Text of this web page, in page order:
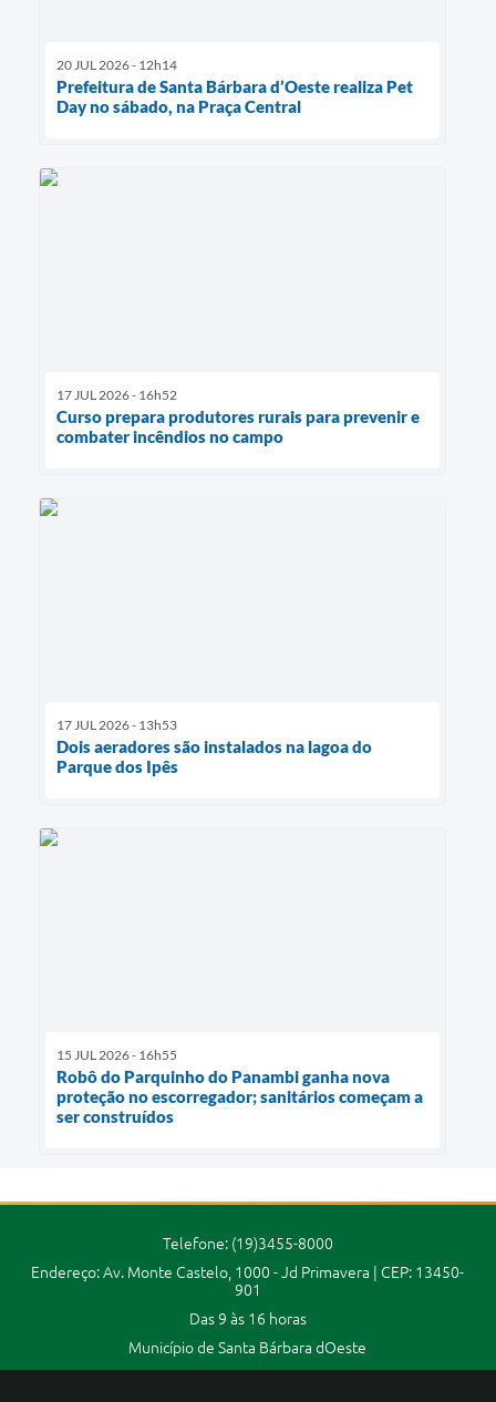
20 JUL 2026 - 12h14
Prefeitura de Santa Bárbara d’Oeste realiza Pet
Day no sábado, na Praça Central
17 JUL 2026 - 16h52
Curso prepara produtores rurais para prevenir e
combater incêndios no campo
17 JUL 2026 - 13h53
Dois aeradores são instalados na lagoa do
Parque dos Ipês
15 JUL 2026 - 16h55
Robô do Parquinho do Panambi ganha nova
proteção no escorregador; sanitários começam a
ser construídos
Telefone: (19)3455-8000
Endereço: Av. Monte Castelo, 1000 - Jd Primavera | CEP: 13450-
901
Das 9 às 16 horas
Município de Santa Bárbara dOeste